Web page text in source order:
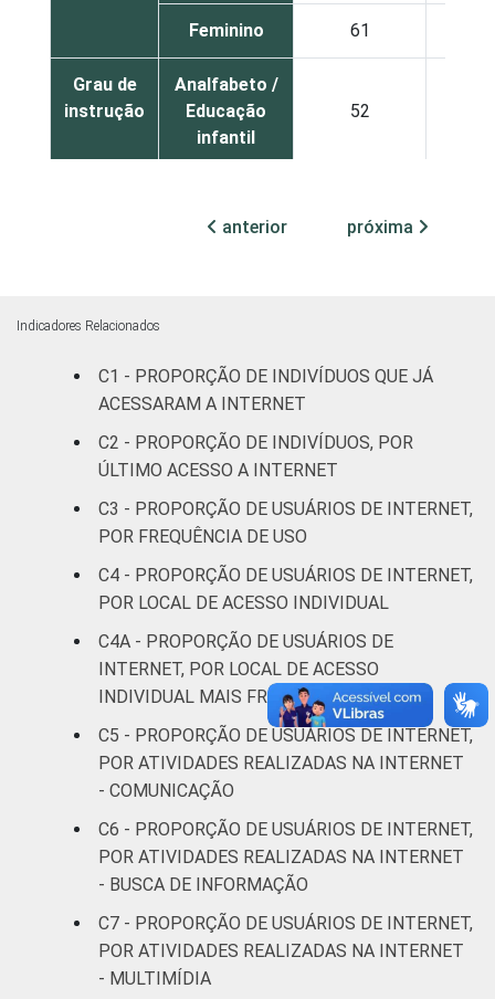
Feminino 61
Grau de
instrução
Analfabeto /
Educação
infantil
52
etária
anos
62
De 16 a 24
anos
57
De 25 a 34
anos
De 35 a 44
68
De 45 a 59
anos
74
De 60 anos
ou mais
80
Renda
Familiar
Até 1 SM 41
Mais de 1
SM até 2 SM
Mais de 2
anterior próxima
Indicadores Relacionados
C1 - PROPORÇÃO DE INDIVÍDUOS QUE JÁ
ACESSARAM A INTERNET
C2 - PROPORÇÃO DE INDIVÍDUOS, POR
ÚLTIMO ACESSO A INTERNET
C3 - PROPORÇÃO DE USUÁRIOS DE INTERNET,
POR FREQUÊNCIA DE USO
C4 - PROPORÇÃO DE USUÁRIOS DE INTERNET,
POR LOCAL DE ACESSO INDIVIDUAL
C4A - PROPORÇÃO DE USUÁRIOS DE
INTERNET, POR LOCAL DE ACESSO
INDIVIDUAL MAIS FREQUENTE
C5 - PROPORÇÃO DE USUÁRIOS DE INTERNET,
POR ATIVIDADES REALIZADAS NA INTERNET
- COMUNICAÇÃO
C6 - PROPORÇÃO DE USUÁRIOS DE INTERNET,
POR ATIVIDADES REALIZADAS NA INTERNET
- BUSCA DE INFORMAÇÃO
C7 - PROPORÇÃO DE USUÁRIOS DE INTERNET,
POR ATIVIDADES REALIZADAS NA INTERNET
- MULTIMÍDIA